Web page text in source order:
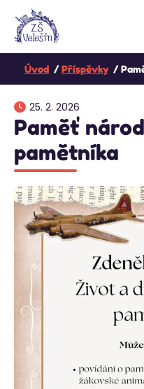
Úvod Příspěvky
25. 2. 2026
Paměť
pamětníka